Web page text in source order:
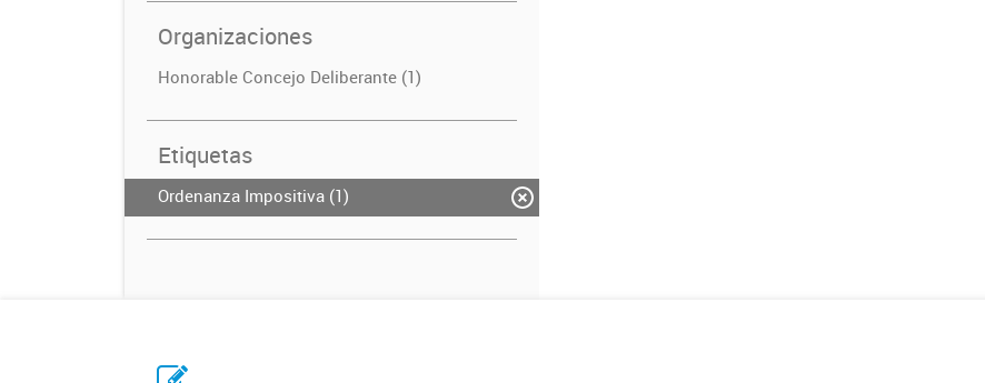
Organizaciones
Honorable Concejo Deliberante (1)
Etiquetas
Ordenanza Impositiva (1)